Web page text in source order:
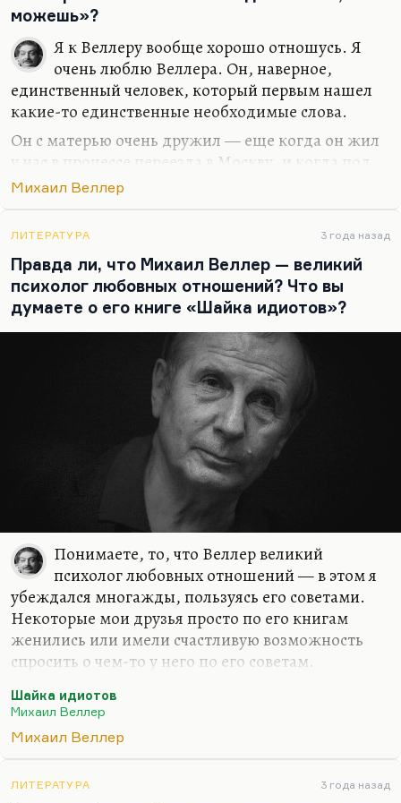
Мне кажется, что Россия сейчас…
можешь»?
Я к Веллеру вообще хорошо отношусь. Я
очень люблю Веллера. Он, наверное,
единственный человек, который первым нашел
какие-то единственные необходимые слова.
Он с матерью очень дружил — еще когда он жил
у нас в процессе переезда в Москву, и когда под
это дело всегда своевременно была выгуляна
Ну, я тоже могу починить утюг, но Веллер это
делает лучше. Их с матерью разговоры были
совершенно упоительны. Я их слушал, развесив
уши, а это не самое частое для меня состояние.
Вот он первым нашел какие-то слова.
Мне кажется, он вообще умеет находить слова.
Это его профессия. И слова «Сделай всё, что
можешь» меня устраивают. Или, как вариант,
Михаил Веллер
ЛИТЕРАТУРА 3 года назад
Правда ли, что Михаил Веллер — великий
психолог любовных отношений? Что вы
думаете о его книге «Шайка идиотов»?
Понимаете, то, что Веллер великий
психолог любовных отношений — в этом я
убеждался многажды, пользуясь его советами.
Некоторые мои друзья просто по его книгам
женились или имели счастливую возможность
спросить о чем-то у него по его советам.
Я считаю, что вклад Веллера в психологию
любовных отношений огромен. Особенно если
учесть, что в любви и на войне запретных методов
очень хорошо понимает человеческую
Шайка идиотов
Михаил Веллер
Михаил Веллер
ЛИТЕРАТУРА 3 года назад